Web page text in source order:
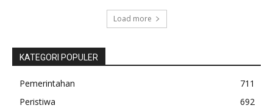
Load more
KATEGORI POPULER
Pemerintahan
711
Peristiwa
692